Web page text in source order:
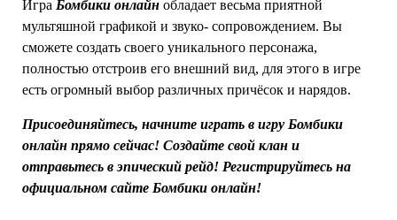
Игра Бомбики онлайнобладает весьма приятной
мультяшной графикой и звуко- сопровождением. Вы
сможете создать своего уникального персонажа,
полностью отстроив его внешний вид, для этого в игре
есть огромный выбор различных причёсок и нарядов.
Присоединяйтесь, начните играть в игру Бомбики
онлайн прямо сейчас! Создайте свой клан и
отправьтесь в эпический рейд! Регистрируйтесь на
официальном сайте Бомбики онлайн!